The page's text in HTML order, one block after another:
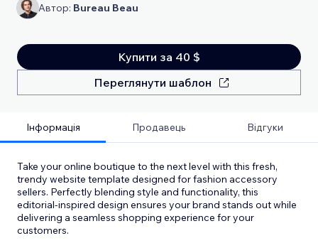
Автор: Bureau Beau
Купити за 40 $
Переглянути шаблон
Інформація Продавець Відгуки
Take your online boutique to the next level with this fresh,
trendy website template designed for fashion accessory
sellers. Perfectly blending style and functionality, this
editorial-inspired design ensures your brand stands out while
delivering a seamless shopping experience for your
customers.